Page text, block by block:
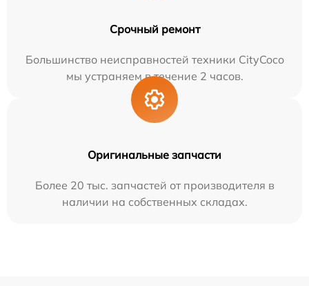
Срочный ремонт
Большинство неисправностей техники CityCoco
мы устраняем в течение 2 часов.
Оригинальные запчасти
Более 20 тыс. запчастей от производителя в
наличии на собственных складах.